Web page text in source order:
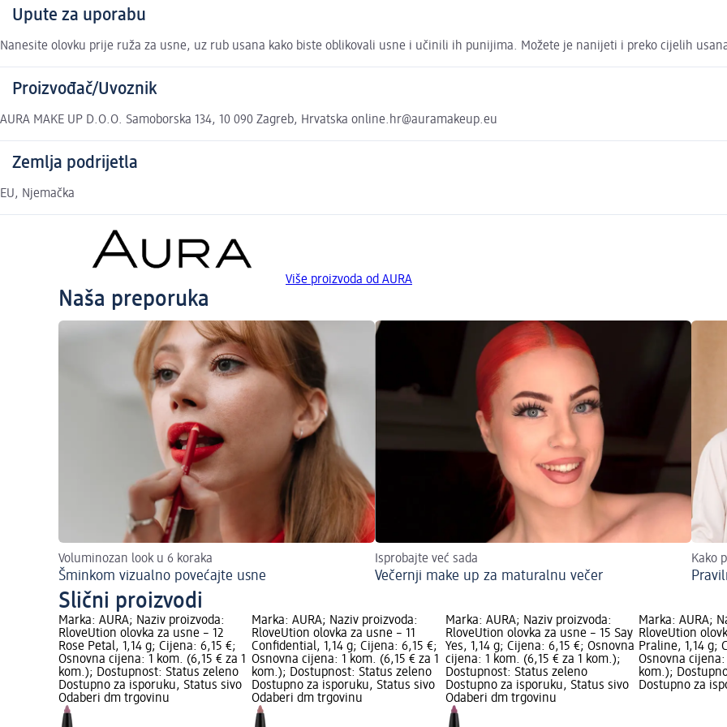
Upute za uporabu
Nanesite olovku prije ruža za usne, uz rub usana kako biste oblikovali usne i učinili ih punijima. Možete je nanijeti i preko cijelih
Proizvođač/Uvoznik
AURA MAKE UP D.O.O. Samoborska 134, 10 090 Zagreb, Hrvatska online.hr@auramakeup.eu
Zemlja podrijetla
EU, Njemačka
Više proizvoda od AURA
Naša preporuka
Voluminozan look u 6 koraka
Šminkom vizualno povećajte usne
Isprobajte već sada
Večernji make up za maturalnu večer
Kako
Slični proizvodi
Marka: AURA; Naziv proizvoda:
RloveUtion olovka za usne – 12
Rose Petal, 1,14 g; Cijena: 6,15 €;
Osnovna cijena: 1 kom. (6,15 € za 1
kom.); Dostupnost: Status zeleno
Dostupno za isporuku, Status sivo
Odaberi dm trgovinu
Marka: AURA; Naziv proizvoda:
RloveUtion olovka za usne – 11
Confidential, 1,14 g; Cijena: 6,15 €;
Osnovna cijena: 1 kom. (6,15 € za 1
kom.); Dostupnost: Status zeleno
Dostupno za isporuku, Status sivo
Odaberi dm trgovinu
Marka: AURA; Naziv proizvoda:
RloveUtion olovka za usne – 15 Say
Yes, 1,14 g; Cijena: 6,15 €; Osnovna
cijena: 1 kom. (6,15 € za 1 kom.);
Dostupnost: Status zeleno
Dostupno za isporuku, Status sivo
Odaberi dm trgovinu
Marka: AURA;
RloveUtion
Praline, 1,14 g;
Osnovna cijena:
kom.);
Dostupno za